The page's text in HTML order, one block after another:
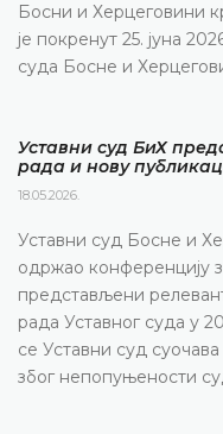
Босни и Херцеговини
је покренут 25. јуна
суда Босне и
Уставни суд БиХ
рада и нову
18.05.2026.
Уставни суд Босне и
одржао конференцију
представљени
рада Уставног суда у
се Уставни суд
због непопуњености